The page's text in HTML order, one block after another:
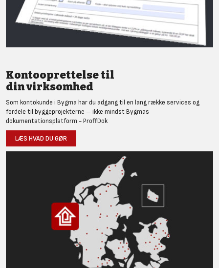
Kontooprettelse til
din virksomhed
Som kontokunde i Bygma har du adgang til en lang række services og
fordele til byggeprojekterne – ikke mindst Bygmas
dokumentationsplatform - ProffDok
LÆS HVAD DU GØR